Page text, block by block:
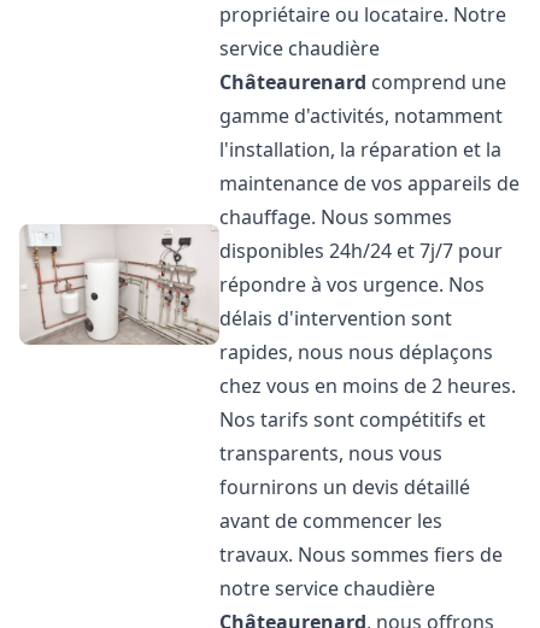
propriétaire ou locataire. Notre
service chaudière
Châteaurenard comprend une
gamme d'activités, notamment
l'installation, la réparation et la
maintenance de vos appareils de
chauffage. Nous sommes
disponibles 24h/24 et 7j/7 pour
répondre à vos urgence. Nos
délais d'intervention sont
rapides, nous nous déplaçons
chez vous en moins de 2 heures.
Nos tarifs sont compétitifs et
transparents, nous vous
fournirons un devis détaillé
avant de commencer les
travaux. Nous sommes fiers de
notre service chaudière
Châteaurenard, nous offrons